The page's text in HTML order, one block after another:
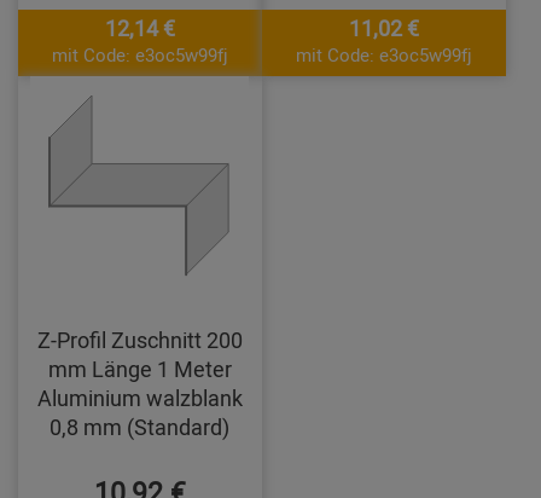
12,14 €
mit Code: e3oc5w99fj
11,02 €
mit Code: e3oc5w99fj
Z-Profil Zuschnitt 200
mm Länge 1 Meter
Aluminium walzblank
0,8 mm (Standard)